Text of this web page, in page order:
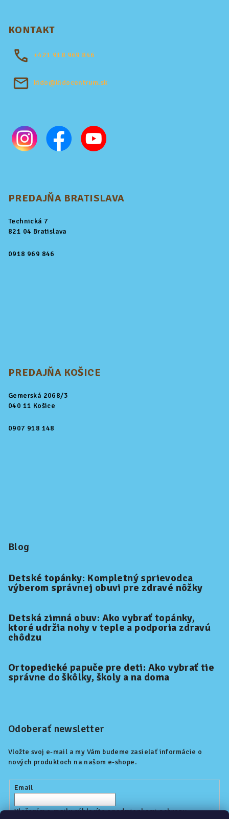
KONTAKT
+421 918 969 846
kido@kidocentrum.sk
PREDAJŇA BRATISLAVA
Technická 7
821 04 Bratislava
0918 969 846
PREDAJŇA KOŠICE
Gemerská 2068/3
040 11 Košice
0907 918 148
Blog
Detské topánky: Kompletný sprievodca
výberom správnej obuvi pre zdravé nôžky
Detská zimná obuv: Ako vybrať topánky,
ktoré udržia nohy v teple a podporia zdravú
chôdzu
Ortopedické papuče pre deti: Ako vybrať tie
správne do škôlky, školy a na doma
Odoberať newsletter
Vložte svoj e-mail a my Vám budeme zasielať informácie o
nových produktoch na našom e-shope.
Email
Vložením e-mailu súhlasíte spodmienkami ochrany